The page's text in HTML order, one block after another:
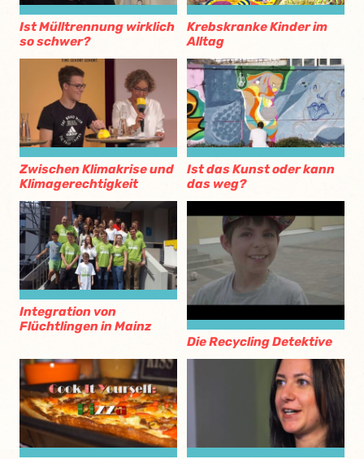
Ist Mülltrennung wirklich
so schwer?
Krebskranke Kinder im
Alltag
Zwischen Klimakrise und
Klimagerechtigkeit
Ist das Kunst oder kann
das weg?
Integration von
Flüchtlingen in Mainz
Die Recycling Detektive